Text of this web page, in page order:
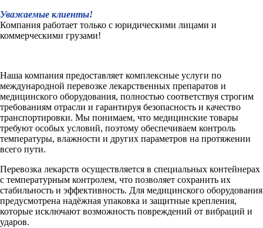
Уважаемые клиенты!
Компания работает только с юридическими лицами и
коммерческими грузами!
Наша компания предоставляет комплексные услуги по
международной перевозке лекарственных препаратов и
медицинского оборудования, полностью соответствуя строгим
требованиям отрасли и гарантируя безопасность и качество
транспортировки. Мы понимаем, что медицинские товары
требуют особых условий, поэтому обеспечиваем контроль
температуры, влажности и других параметров на протяжении
всего пути.
Перевозка лекарств осуществляется в специальных контейнерах
с температурным контролем, что позволяет сохранить их
стабильность и эффективность. Для медицинского оборудования
предусмотрена надёжная упаковка и защитные крепления,
которые исключают возможность повреждений от вибраций и
ударов.